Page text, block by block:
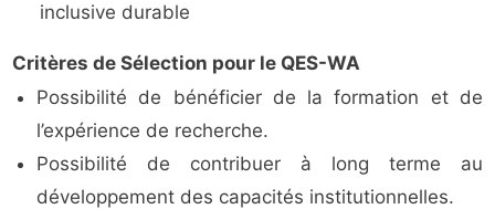
inclusive durable
Critères de Sélection pour le QES-WA
Possibilité de bénéficier de la formation et de
l’expérience de recherche.
Possibilité de contribuer à long terme au
développement des capacités institutionnelles.